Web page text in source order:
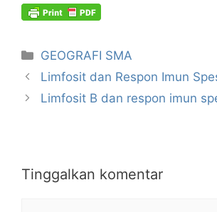
Kategori
GEOGRAFI SMA
Limfosit dan Respon Imun
Limfosit B dan respon imun
Tinggalkan komentar